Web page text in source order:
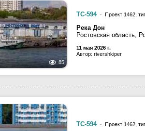
85
ТС-594 · Проект 1462,
Река Дон
Ростовская область,
11 мая 2026 г.
Автор: rivershkiper
ТС-594 · Проект 1462,